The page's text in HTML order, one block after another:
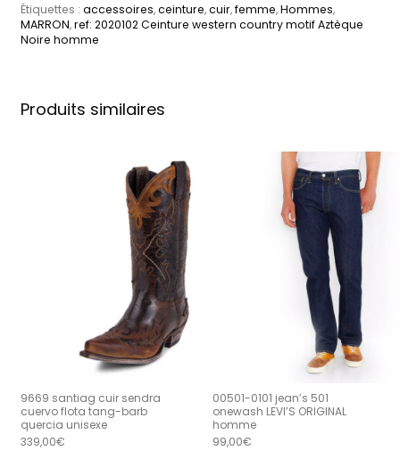
Étiquettes : accessoires,ceinture,cuir,femme,Hommes,
MARRON,ref: 2020102 Ceinture western country motif Aztèque
Noire homme
Produits similaires
9669 santiag cuir sendra
cuervo flota tang-barb
quercia unisexe
339,00€
00501-0101 jean’s 501
onewash LEVI’S ORIGINAL
homme
99,00€